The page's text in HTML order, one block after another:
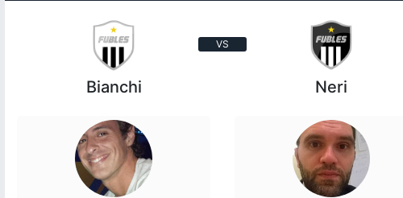
VS
Bianchi Neri